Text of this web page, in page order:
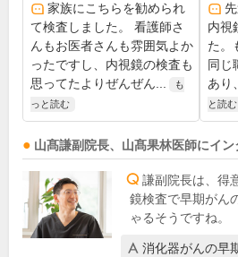
家族にこちらを勧められ
て検査しました。 看護師さ
んもお医者さんも雰囲気よか
ったですし、内視鏡の検査も
思ってたよりぜんぜん...
も
っと読む
内視
た。
同じ
あり
と読む
山髙謙副院長、 山髙果林医師にイン
謙副院長は、得
鏡検査で早期がん
ゃるそうですね。
消化器がんの早